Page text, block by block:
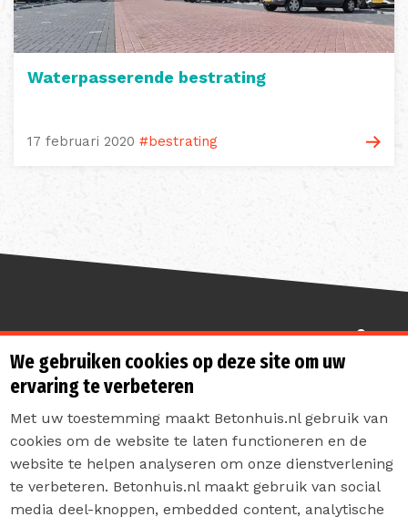
Waterpasserende bestrating
17 februari 2020 #bestrating
Sterk de toekomst in
Contact
We gebruiken cookies op deze site om uw
ervaring te verbeteren
Met uw toestemming maakt Betonhuis.nl gebruik van
cookies om de website te laten functioneren en de
website te helpen analyseren om onze dienstverlening
te verbeteren. Betonhuis.nl maakt gebruik van social
media deel-knoppen, embedded content, analytische